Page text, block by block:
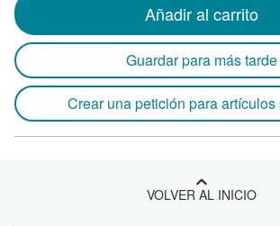
Añadir al carrito
Guardar para más tarde
Crear una petición para
VOLVER AL INICIO